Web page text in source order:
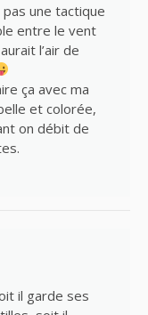
pas une tactique
entre le vent
l’air de
ça avec ma
et colorée,
on débit de
il garde ses